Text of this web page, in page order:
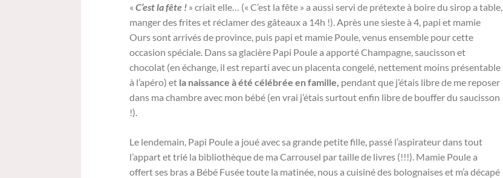
«C’est la fête ! » criait elle… (« C’est la fête » a aussi servi de prétexte à boire du sirop a table,
manger des frites et réclamer des gâteaux a 14h !). Après une sieste à 4, papi et mamie
Ours sont arrivés de province, puis papi et mamie Poule, venus ensemble pour cette
occasion spéciale. Dans sa glacière Papi Poule a apporté Champagne, saucisson et
chocolat (en échange, il est reparti avec un placenta congelé, nettement moins présentable
à l’apéro) et la naissance à été célébrée en famille, pendant que j’étais libre de me reposer
dans ma chambre avec mon bébé (en vrai j’étais surtout enfin libre de bouffer du saucisson
!).
Le lendemain, Papi Poule a joué avec sa grande petite fille, passé l’aspirateur dans tout
l’appart et trié la bibliothèque de ma Carrousel par taille de livres (!!!). Mamie Poule a
offert ses bras a Bébé Fusée toute la matinée, nous a cuisiné des bolognaises et m’a décapé